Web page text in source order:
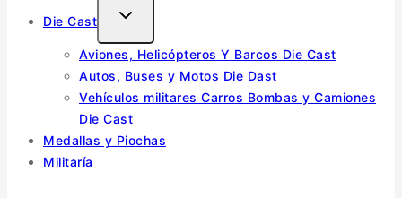
Die Cast
TOGGLE
CHILD
MENU
Aviones, Helicópteros Y Barcos Die Cast
Autos, Buses y Motos Die Dast
Vehículos militares Carros Bombas y Camiones
Die Cast
Medallas y Piochas
Militaría